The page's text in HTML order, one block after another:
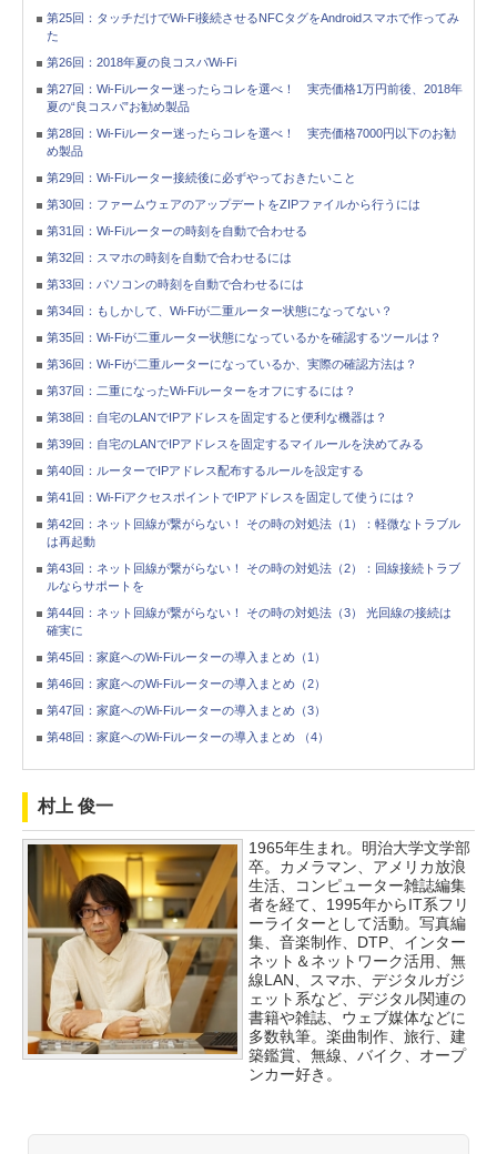
第25回：タッチだけでWi-Fi接続させるNFCタグをAndroidスマホで作ってみ
た
第26回：2018年夏の良コスパWi-Fi
第27回：Wi-Fiルーター迷ったらコレを選べ！ 実売価格1万円前後、2018年
夏の“良コスパ”お勧め製品
第28回：Wi-Fiルーター迷ったらコレを選べ！ 実売価格7000円以下のお勧
め製品
第29回：Wi-Fiルーター接続後に必ずやっておきたいこと
第30回：ファームウェアのアップデートをZIPファイルから行うには
第31回：Wi-Fiルーターの時刻を自動で合わせる
第32回：スマホの時刻を自動で合わせるには
第33回：パソコンの時刻を自動で合わせるには
第34回：もしかして、Wi-Fiが二重ルーター状態になってない？
第35回：Wi-Fiが二重ルーター状態になっているかを確認するツールは？
第36回：Wi-Fiが二重ルーターになっているか、実際の確認方法は？
第37回：二重になったWi-Fiルーターをオフにするには？
第38回：自宅のLANでIPアドレスを固定すると便利な機器は？
第39回：自宅のLANでIPアドレスを固定するマイルールを決めてみる
第40回：ルーターでIPアドレス配布するルールを設定する
第41回：Wi-FiアクセスポイントでIPアドレスを固定して使うには？
第42回：ネット回線が繋がらない！ その時の対処法（1）：軽微なトラブル
は再起動
第43回：ネット回線が繋がらない！ その時の対処法（2）：回線接続トラブ
ルならサポートを
第44回：ネット回線が繋がらない！ その時の対処法（3） 光回線の接続は
確実に
第45回：家庭へのWi-Fiルーターの導入まとめ（1）
第46回：家庭へのWi-Fiルーターの導入まとめ（2）
第47回：家庭へのWi-Fiルーターの導入まとめ（3）
第48回：家庭へのWi-Fiルーターの導入まとめ （4）
村上 俊一
1965年生まれ。明治大学文学部
卒。カメラマン、アメリカ放浪
生活、コンピューター雑誌編集
者を経て、1995年からIT系フリ
ーライターとして活動。写真編
集、音楽制作、DTP、インター
ネット＆ネットワーク活用、無
線LAN、スマホ、デジタルガジ
ェット系など、デジタル関連の
書籍や雑誌、ウェブ媒体などに
多数執筆。楽曲制作、旅行、建
築鑑賞、無線、バイク、オープ
ンカー好き。